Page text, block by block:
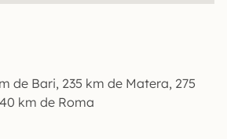
de Bari, 235 km de Matera, 275
km de Roma